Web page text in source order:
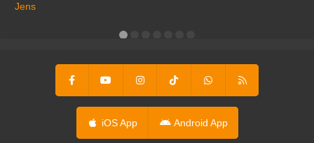
Jens
iOS App Android App